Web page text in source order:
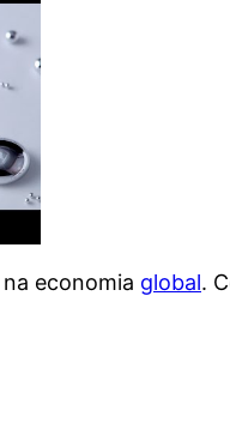
economia global.